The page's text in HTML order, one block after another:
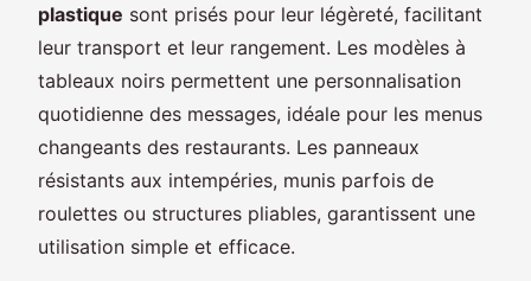
plastique sont prisés pour leur légèreté, facilitant
leur transport et leur rangement. Les modèles à
tableaux noirs permettent une personnalisation
quotidienne des messages, idéale pour les menus
changeants des restaurants. Les panneaux
résistants aux intempéries, munis parfois de
roulettes ou structures pliables, garantissent une
utilisation simple et efficace.